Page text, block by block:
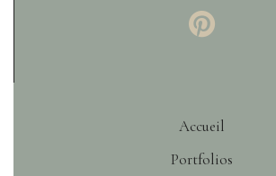
Accueil
Portfolios